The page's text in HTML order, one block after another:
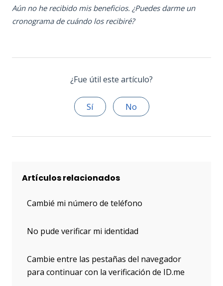
Aún no he recibido mis beneficios. ¿Puedes darme un
cronograma de cuándo los recibiré?
¿Fue útil este artículo?
Sí No
Artículos relacionados
Cambié mi número de teléfono
No pude verificar mi identidad
Cambie entre las pestañas del navegador
para continuar con la verificación de ID.me